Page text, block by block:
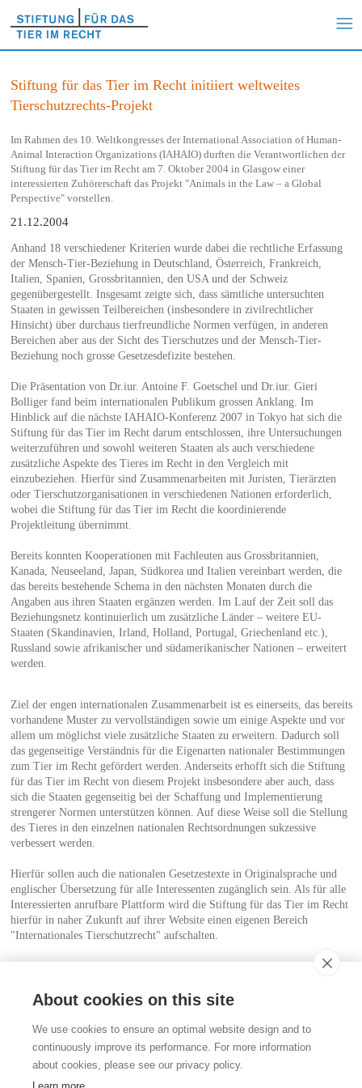
Stiftung für das Tier im Recht initiiert weltweites
Tierschutzrechts-Projekt
Im Rahmen des 10. Weltkongresses der International Association of Human-
Animal Interaction Organizations (IAHAIO) durften die Verantwortlichen der
Stiftung für das Tier im Recht am 7. Oktober 2004 in Glasgow einer
interessierten Zuhörerschaft das Projekt "Animals in the Law – a Global
Perspective" vorstellen.
21.12.2004
Anhand 18 verschiedener Kriterien wurde dabei die rechtliche Erfassung
der Mensch-Tier-Beziehung in Deutschland, Österreich, Frankreich,
Italien, Spanien, Grossbritannien, den USA und der Schweiz
gegenübergestellt. Insgesamt zeigte sich, dass sämtliche untersuchten
Staaten in gewissen Teilbereichen (insbesondere in zivilrechtlicher
Hinsicht) über durchaus tierfreundliche Normen verfügen, in anderen
Bereichen aber aus der Sicht des Tierschutzes und der Mensch-Tier-
Beziehung noch grosse Gesetzesdefizite bestehen.
Die Präsentation von Dr.iur. Antoine F. Goetschel und Dr.iur. Gieri
Bolliger fand beim internationalen Publikum grossen Anklang. Im
Hinblick auf die nächste IAHAIO-Konferenz 2007 in Tokyo hat sich die
Stiftung für das Tier im Recht darum entschlossen, ihre Untersuchungen
weiterzuführen und sowohl weiteren Staaten als auch verschiedene
zusätzliche Aspekte des Tieres im Recht in den Vergleich mit
einzubeziehen. Hierfür sind Zusammenarbeiten mit Juristen, Tierärzten
oder Tierschutzorganisationen in verschiedenen Nationen erforderlich,
wobei die Stiftung für das Tier im Recht die koordinierende
Projektleitung übernimmt.
Bereits konnten Kooperationen mit Fachleuten aus Grossbritannien,
Kanada, Neuseeland, Japan, Südkorea und Italien vereinbart werden, die
das bereits bestehende Schema in den nächsten Monaten durch die
Angaben aus ihren Staaten ergänzen werden. Im Lauf der Zeit soll das
Beziehungsnetz kontinuierlich um zusätzliche Länder – weitere EU-
Staaten (Skandinavien, Irland, Holland, Portugal, Griechenland etc.),
Russland sowie afrikanischer und südamerikanischer Nationen – erweitert
werden.
Ziel der engen internationalen Zusammenarbeit ist es einerseits, das bereits
vorhandene Muster zu vervollständigen sowie um einige Aspekte und vor
allem um möglichst viele zusätzliche Staaten zu erweitern. Dadurch soll
das gegenseitige Verständnis für die Eigenarten nationaler Bestimmungen
zum Tier im Recht gefördert werden. Anderseits erhofft sich die Stiftung
für das Tier im Recht von diesem Projekt insbesondere aber auch, dass
sich die Staaten gegenseitig bei der Schaffung und Implementierung
strengerer Normen unterstützen können. Auf diese Weise soll die Stellung
des Tieres in den einzelnen nationalen Rechtsordnungen sukzessive
verbessert werden.
Hierfür sollen auch die nationalen Gesetzestexte in Originalsprache und
englischer Übersetzung für alle Interessenten zugänglich sein. Als für alle
Interessierten anrufbare Plattform wird die Stiftung für das Tier im Recht
hierfür in naher Zukunft auf ihrer Website einen eigenen Bereich
"Internationales Tierschutzrecht" aufschalten.
Stiftung für das Tier im Recht (TIR)
Rigistrasse 9
CH - 8006 Zürich
About cookies on this site
We use cookies to ensure an optimal website design and to
continuously improve its performance. For more information
about cookies, please see our privacy policy.